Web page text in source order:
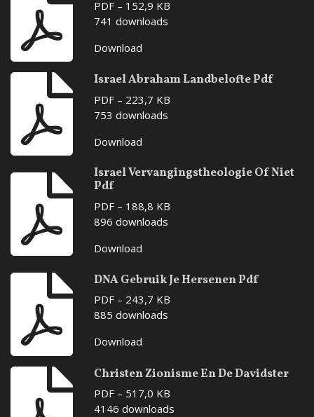
PDF – 152,9 KB
741 downloads
Download
Israel Abraham Landbelofte Pdf
PDF – 223,7 KB
753 downloads
Download
Israel Vervangingstheologie Of Niet
Pdf
PDF – 188,8 KB
896 downloads
Download
DNA Gebruik Je Hersenen Pdf
PDF – 243,7 KB
885 downloads
Download
Christen Zionisme En De Davidster
PDF – 517,0 KB
4146 downloads